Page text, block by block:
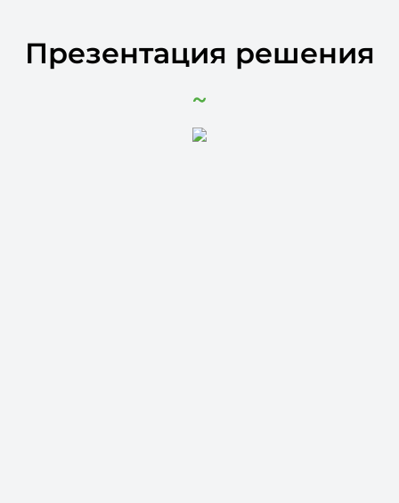
Презентация решения